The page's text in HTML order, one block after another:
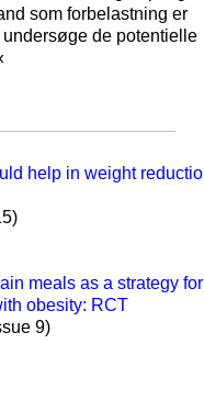
som forbelastning er
de potentielle
help in weight
meals as a strategy for
obesity: RCT
9)